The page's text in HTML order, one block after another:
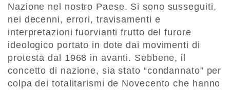
Nazione nel nostro Paese. Si sono susseguiti,
nei decenni, errori, travisamenti e
interpretazioni fuorvianti frutto del furore
ideologico portato in dote dai movimenti di
protesta dal 1968 in avanti. Sebbene, il
concetto di nazione, sia stato “condannato” per
colpa dei totalitarismi de Novecento che hanno